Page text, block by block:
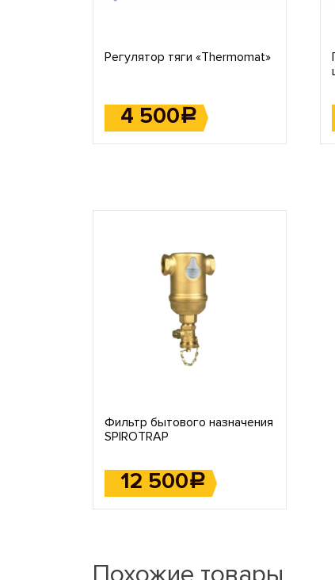
Регулятор тяги «Thermomat»
4 500Р
Фильтр бытового назначения
SPIROTRAP
12 500Р